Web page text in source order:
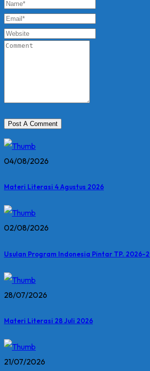
04/08/2026
Materi Literasi 4 Agustus 2026
02/08/2026
Usulan Program Indonesia Pintar TP. 2026-
28/07/2026
Materi Literasi 28 Juli 2026
21/07/2026